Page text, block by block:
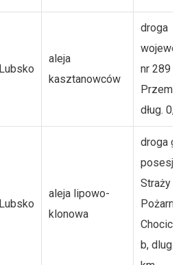
Lubsko
aleja
kasztanowców
droga
nr 289
dług.
Lubsko
aleja lipowo-
klonowa
droga
posesja
Straży
b, dlug.